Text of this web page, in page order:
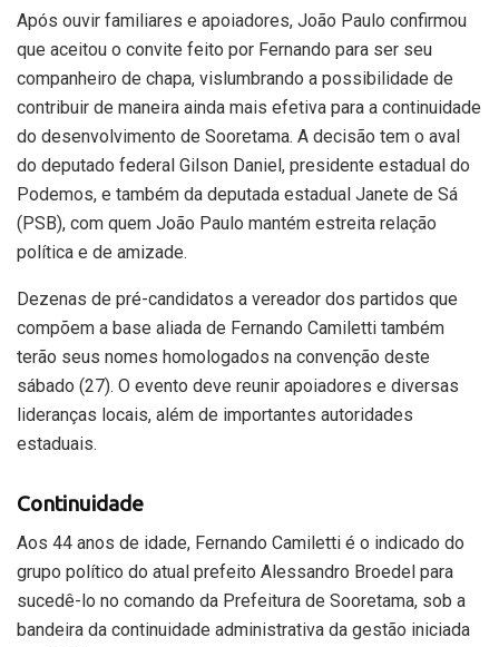
Após ouvir familiares e apoiadores, João Paulo confirmou
que aceitou o convite feito por Fernando para ser seu
companheiro de chapa, vislumbrando a possibilidade de
contribuir de maneira ainda mais efetiva para a continuidade
do desenvolvimento de Sooretama. A decisão tem o aval
do deputado federal Gilson Daniel, presidente estadual do
Podemos, e também da deputada estadual Janete de Sá
(PSB), com quem João Paulo mantém estreita relação
política e de amizade.
Dezenas de pré-candidatos a vereador dos partidos que
compõem a base aliada de Fernando Camiletti também
terão seus nomes homologados na convenção deste
sábado (27). O evento deve reunir apoiadores e diversas
lideranças locais, além de importantes autoridades
estaduais.
Continuidade
Aos 44 anos de idade, Fernando Camiletti é o indicado do
grupo político do atual prefeito Alessandro Broedel para
sucedê-lo no comando da Prefeitura de Sooretama, sob a
bandeira da continuidade administrativa da gestão iniciada